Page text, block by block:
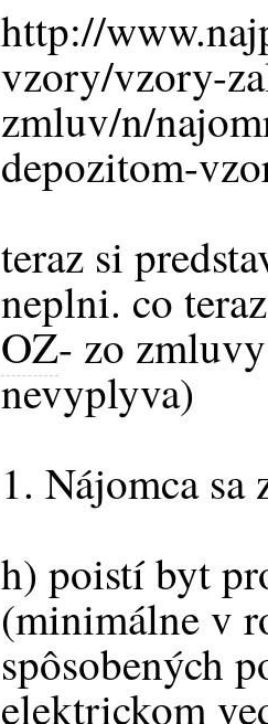
http://
vzory/vzory-
zmluv/n/
depozitom-
teraz si
neplni. co
OZ- zo
nevyplyva)
1. Nájomca sa
h) poistí byt
(minimálne v
spôsobených
elektrickom